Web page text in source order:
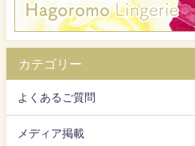
カテゴリー
よくあるご質問
メディア掲載